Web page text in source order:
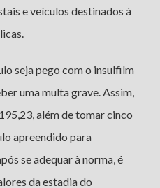
e veículos destinados à
seja pego com o insulfilm
uma multa grave. Assim,
além de tomar cinco
apreendido para
se adequar à norma, é
da estadia do